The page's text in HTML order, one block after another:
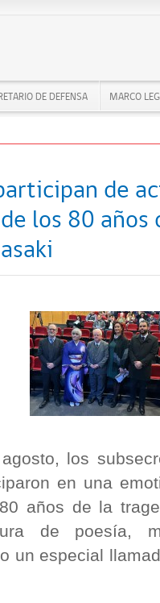
DE DEFENSA MARCO
de
los 80 años
los
en una
años de la
de poesía,
un especial